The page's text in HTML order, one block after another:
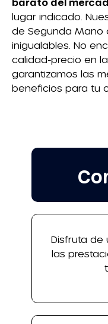
lugar indicado.
de Segunda Mano
inigualables. No
calidad-precio en
garantizamos las
beneficios para tu
Disfruta de
las